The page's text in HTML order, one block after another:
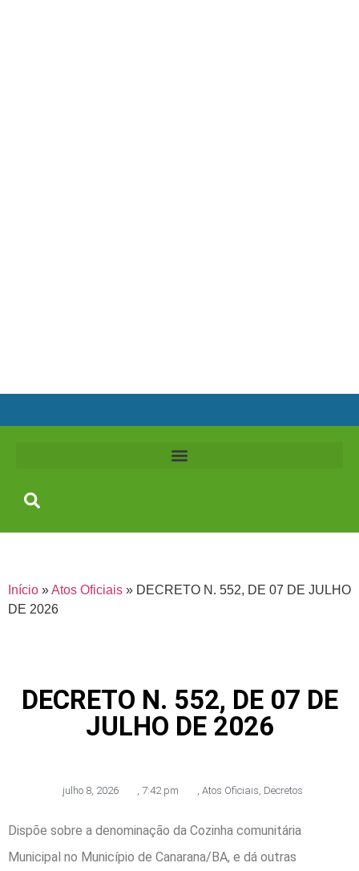
Início »Atos Oficiais » DECRETO N. 552, DE 07 DE JULHO
DE 2026
DECRETO N. 552, DE 07 DE
JULHO DE 2026
julho 8, 2026 , 7:42 pm , Atos Oficiais, Decretos
Dispõe sobre a denominação da Cozinha comunitária
Municipal no Município de Canarana/BA, e dá outras